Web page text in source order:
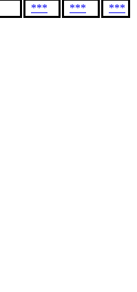
*** ***
***